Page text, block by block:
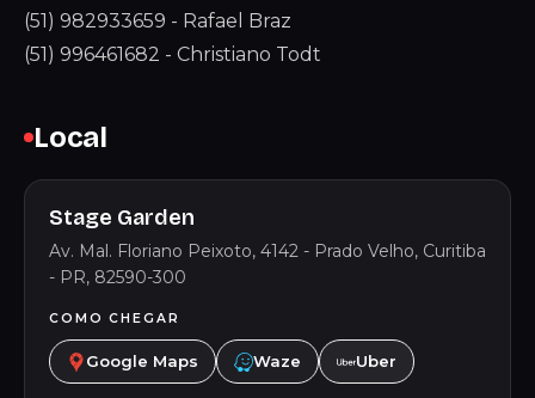
(51) 982933659 - Rafael Braz
(51) 996461682 - Christiano Todt
Local
Stage Garden
Av. Mal. Floriano Peixoto, 4142 - Prado Velho, Curitiba
- PR, 82590-300
COMO CHEGAR
Google Maps Waze Uber